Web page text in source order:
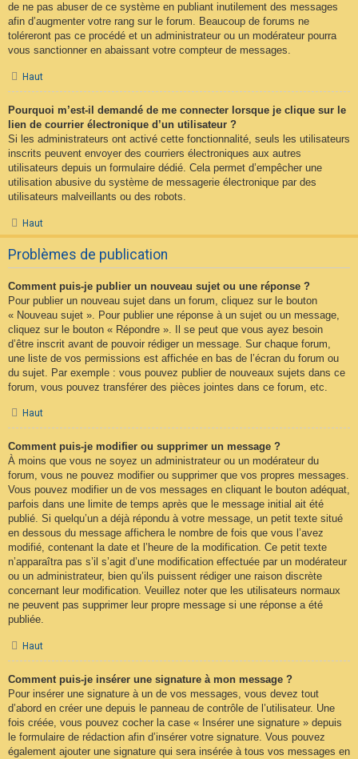
de ne pas abuser de ce système en publiant inutilement des messages
afin d’augmenter votre rang sur le forum. Beaucoup de forums ne
toléreront pas ce procédé et un administrateur ou un modérateur pourra
vous sanctionner en abaissant votre compteur de messages.
Haut
Pourquoi m’est-il demandé de me connecter lorsque je clique sur le
lien de courrier électronique d’un utilisateur ?
Si les administrateurs ont activé cette fonctionnalité, seuls les utilisateurs
inscrits peuvent envoyer des courriers électroniques aux autres
utilisateurs depuis un formulaire dédié. Cela permet d’empêcher une
utilisation abusive du système de messagerie électronique par des
utilisateurs malveillants ou des robots.
Haut
Problèmes de publication
Comment puis-je publier un nouveau sujet ou une réponse ?
Pour publier un nouveau sujet dans un forum, cliquez sur le bouton
« Nouveau sujet ». Pour publier une réponse à un sujet ou un message,
cliquez sur le bouton « Répondre ». Il se peut que vous ayez besoin
d’être inscrit avant de pouvoir rédiger un message. Sur chaque forum,
une liste de vos permissions est affichée en bas de l’écran du forum ou
du sujet. Par exemple : vous pouvez publier de nouveaux sujets dans ce
forum, vous pouvez transférer des pièces jointes dans ce forum, etc.
Haut
Comment puis-je modifier ou supprimer un message ?
À moins que vous ne soyez un administrateur ou un modérateur du
forum, vous ne pouvez modifier ou supprimer que vos propres messages.
Vous pouvez modifier un de vos messages en cliquant le bouton adéquat,
parfois dans une limite de temps après que le message initial ait été
publié. Si quelqu’un a déjà répondu à votre message, un petit texte situé
en dessous du message affichera le nombre de fois que vous l’avez
modifié, contenant la date et l’heure de la modification. Ce petit texte
n’apparaîtra pas s’il s’agit d’une modification effectuée par un modérateur
ou un administrateur, bien qu’ils puissent rédiger une raison discrète
concernant leur modification. Veuillez noter que les utilisateurs normaux
ne peuvent pas supprimer leur propre message si une réponse a été
publiée.
Haut
Comment puis-je insérer une signature à mon message ?
Pour insérer une signature à un de vos messages, vous devez tout
d’abord en créer une depuis le panneau de contrôle de l’utilisateur. Une
fois créée, vous pouvez cocher la case « Insérer une signature » depuis
le formulaire de rédaction afin d’insérer votre signature. Vous pouvez
également ajouter une signature qui sera insérée à tous vos messages en